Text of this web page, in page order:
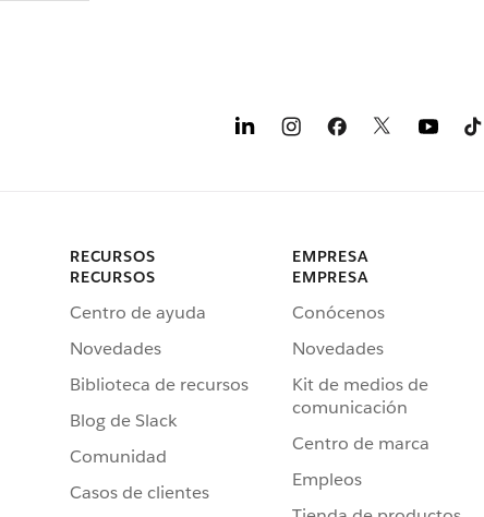
RECURSOS
RECURSOS
Centro de ayuda
Novedades
Biblioteca de recursos
Blog de Slack
Comunidad
Casos de clientes
EMPRESA
EMPRESA
Conócenos
Novedades
Kit de medios de
comunicación
Centro de marca
Empleos